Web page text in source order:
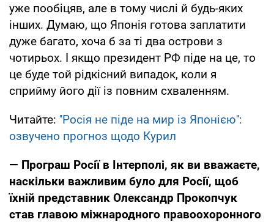
уже пообіцяв, але в тому числі й будь-яких
інших. Думаю, що Японія готова заплатити
дуже багато, хоча б за ті два острови з
чотирьох. І якщо президент РФ піде на це, то
це буде той рідкісний випадок, коли я
сприйму його дії із повним схваленням.
Читайте: ''Росія не піде на мир із Японією'':
озвучено прогноз щодо Курил
— Програш Росії в Інтерполі, як ви вважаєте,
наскільки важливим було для Росії, щоб
їхній представник Олександр Прокопчук
став главою міжнародного правоохоронного